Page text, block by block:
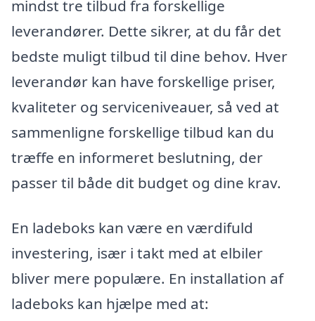
mindst tre tilbud fra forskellige
leverandører. Dette sikrer, at du får det
bedste muligt tilbud til dine behov. Hver
leverandør kan have forskellige priser,
kvaliteter og serviceniveauer, så ved at
sammenligne forskellige tilbud kan du
træffe en informeret beslutning, der
passer til både dit budget og dine krav.
En ladeboks kan være en værdifuld
investering, især i takt med at elbiler
bliver mere populære. En installation af
ladeboks kan hjælpe med at: